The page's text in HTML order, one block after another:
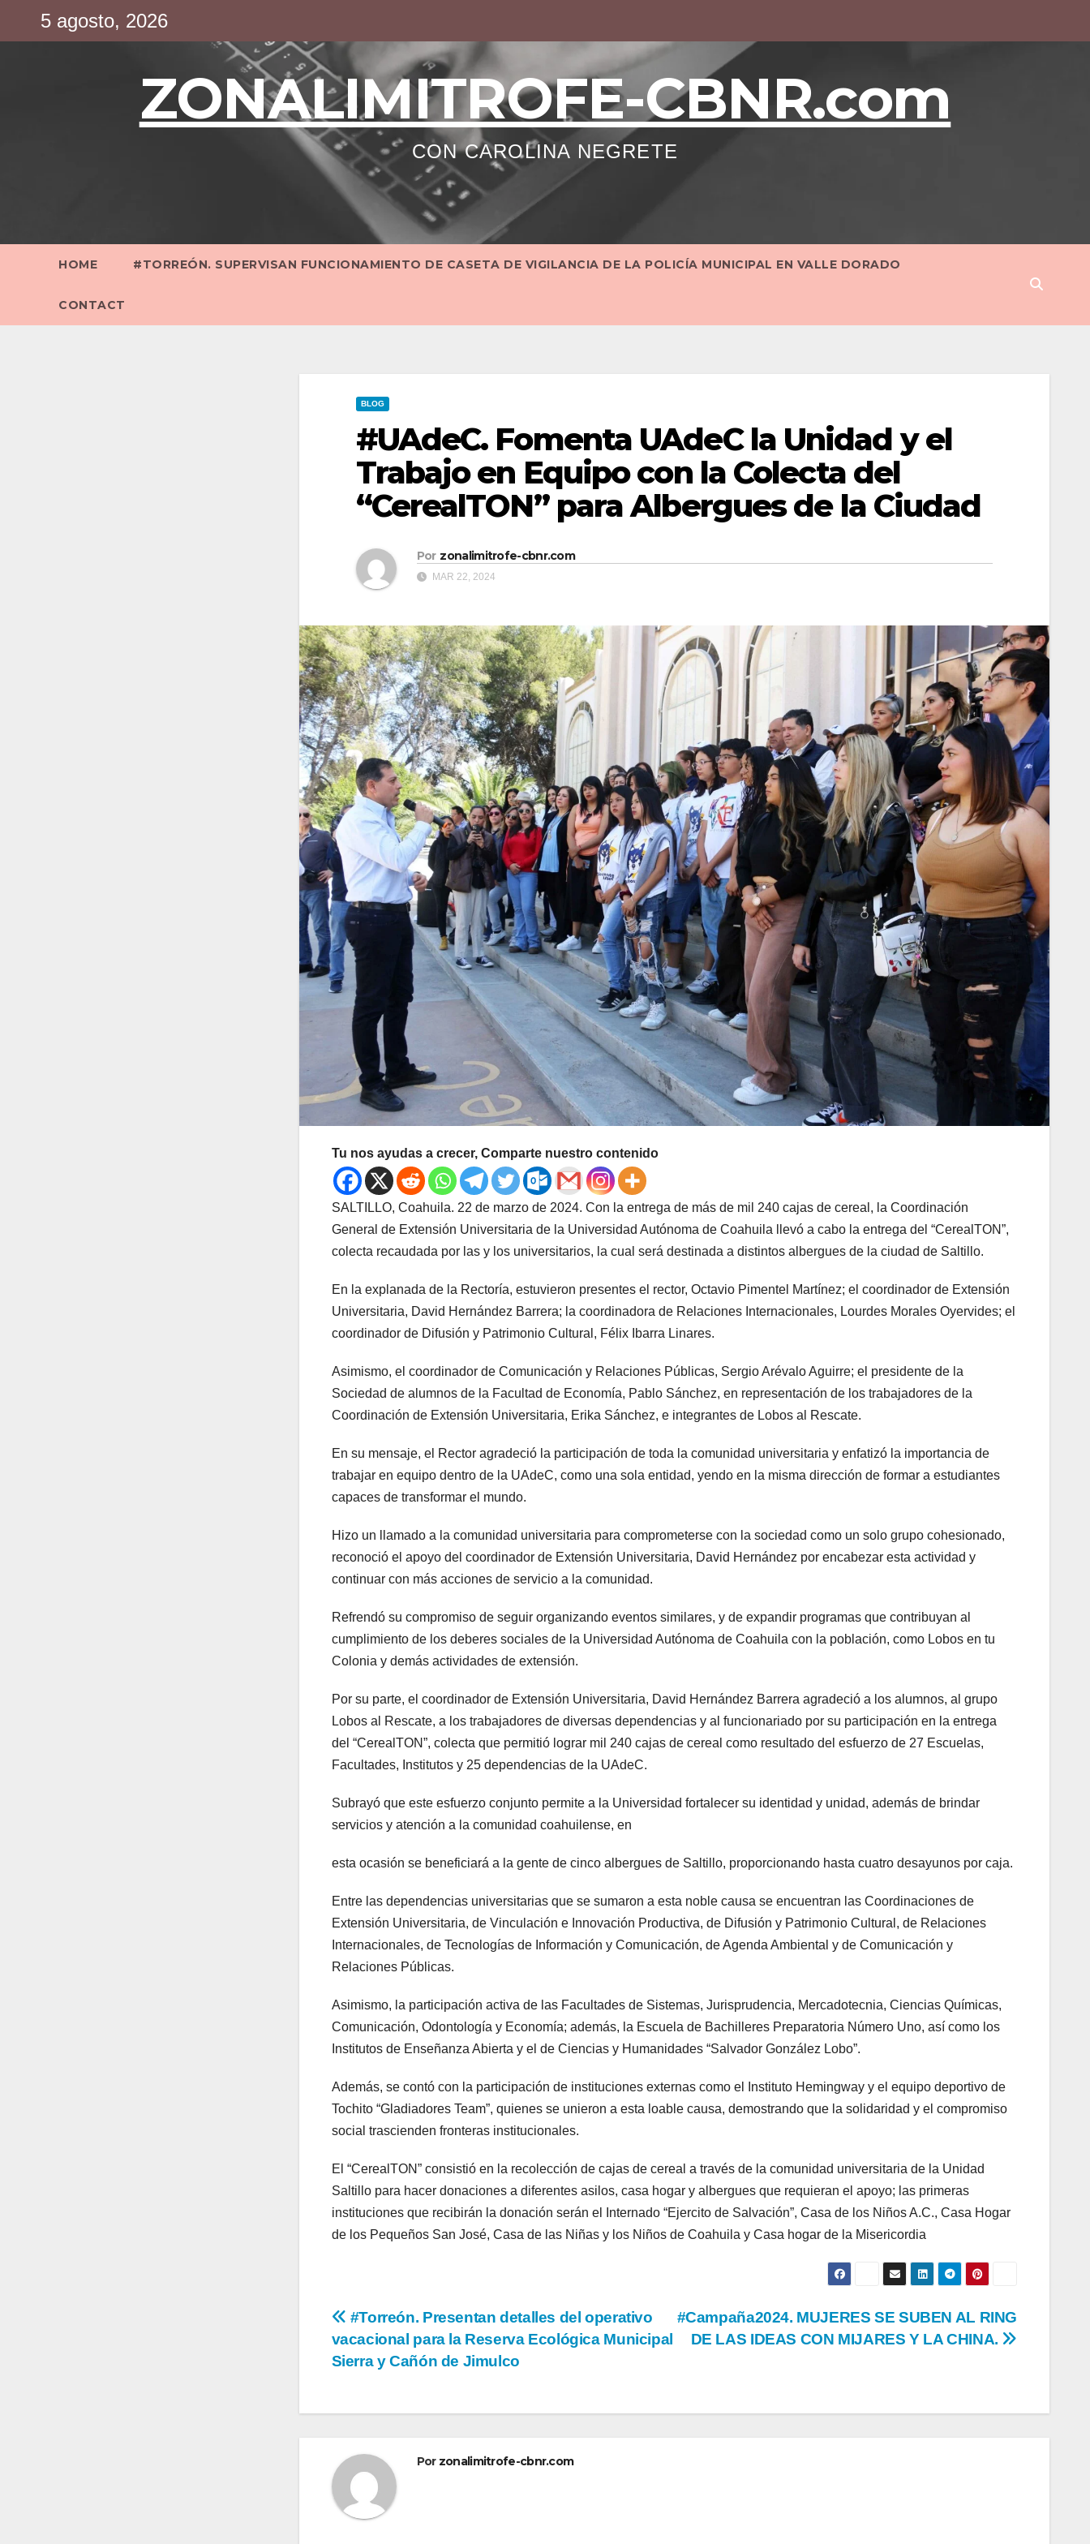
5 agosto, 2026
ZONALIMITROFE-CBNR.com
CON CAROLINA NEGRETE
HOME #TORREÓN. SUPERVISAN FUNCIONAMIENTO DE CASETA DE VIGILANCIA DE LA POLICÍA MUNICIPAL EN VALLE DORADO
CONTACT
BLOG
#UAdeC. Fomenta UAdeC la Unidad y el
Trabajo en Equipo con la Colecta del
“CerealTON” para Albergues de la Ciudad
Por zonalimitrofe-cbnr.com
MAR 22, 2024
Tu nos ayudas a crecer, Comparte nuestro contenido
SALTILLO, Coahuila. 22 de marzo de 2024. Con la entrega de más de mil 240 cajas de cereal, la Coordinación
General de Extensión Universitaria de la Universidad Autónoma de Coahuila llevó a cabo la entrega del “CerealTON”,
colecta recaudada por las y los universitarios, la cual será destinada a distintos albergues de la ciudad de Saltillo.
En la explanada de la Rectoría, estuvieron presentes el rector, Octavio Pimentel Martínez; el coordinador de Extensión
Universitaria, David Hernández Barrera; la coordinadora de Relaciones Internacionales, Lourdes Morales Oyervides; el
coordinador de Difusión y Patrimonio Cultural, Félix Ibarra Linares.
Asimismo, el coordinador de Comunicación y Relaciones Públicas, Sergio Arévalo Aguirre; el presidente de la
Sociedad de alumnos de la Facultad de Economía, Pablo Sánchez, en representación de los trabajadores de la
Coordinación de Extensión Universitaria, Erika Sánchez, e integrantes de Lobos al Rescate.
En su mensaje, el Rector agradeció la participación de toda la comunidad universitaria y enfatizó la importancia de
trabajar en equipo dentro de la UAdeC, como una sola entidad, yendo en la misma dirección de formar a estudiantes
capaces de transformar el mundo.
Hizo un llamado a la comunidad universitaria para comprometerse con la sociedad como un solo grupo cohesionado,
reconoció el apoyo del coordinador de Extensión Universitaria, David Hernández por encabezar esta actividad y
continuar con más acciones de servicio a la comunidad.
Refrendó su compromiso de seguir organizando eventos similares, y de expandir programas que contribuyan al
cumplimiento de los deberes sociales de la Universidad Autónoma de Coahuila con la población, como Lobos en tu
Colonia y demás actividades de extensión.
Por su parte, el coordinador de Extensión Universitaria, David Hernández Barrera agradeció a los alumnos, al grupo
Lobos al Rescate, a los trabajadores de diversas dependencias y al funcionariado por su participación en la entrega
del “CerealTON”, colecta que permitió lograr mil 240 cajas de cereal como resultado del esfuerzo de 27 Escuelas,
Facultades, Institutos y 25 dependencias de la UAdeC.
Subrayó que este esfuerzo conjunto permite a la Universidad fortalecer su identidad y unidad, además de brindar
servicios y atención a la comunidad coahuilense, en
esta ocasión se beneficiará a la gente de cinco albergues de Saltillo, proporcionando hasta cuatro desayunos por caja.
Entre las dependencias universitarias que se sumaron a esta noble causa se encuentran las Coordinaciones de
Extensión Universitaria, de Vinculación e Innovación Productiva, de Difusión y Patrimonio Cultural, de Relaciones
Internacionales, de Tecnologías de Información y Comunicación, de Agenda Ambiental y de Comunicación y
Relaciones Públicas.
Asimismo, la participación activa de las Facultades de Sistemas, Jurisprudencia, Mercadotecnia, Ciencias Químicas,
Comunicación, Odontología y Economía; además, la Escuela de Bachilleres Preparatoria Número Uno, así como los
Institutos de Enseñanza Abierta y el de Ciencias y Humanidades “Salvador González Lobo”.
Además, se contó con la participación de instituciones externas como el Instituto Hemingway y el equipo deportivo de
Tochito “Gladiadores Team”, quienes se unieron a esta loable causa, demostrando que la solidaridad y el compromiso
social trascienden fronteras institucionales.
El “CerealTON” consistió en la recolección de cajas de cereal a través de la comunidad universitaria de la Unidad
Saltillo para hacer donaciones a diferentes asilos, casa hogar y albergues que requieran el apoyo; las primeras
instituciones que recibirán la donación serán el Internado “Ejercito de Salvación”, Casa de los Niños A.C., Casa Hogar
de los Pequeños San José, Casa de las Niñas y los Niños de Coahuila y Casa hogar de la Misericordia
Navegación
de
#Campaña2024. MUJERES SE SUBEN AL RING
DE LAS IDEAS CON MIJARES Y LA CHINA.
#Torreón. Presentan detalles del operativo
vacacional para la Reserva Ecológica Municipal
Sierra y Cañón de Jimulco
Por zonalimitrofe-cbnr.com